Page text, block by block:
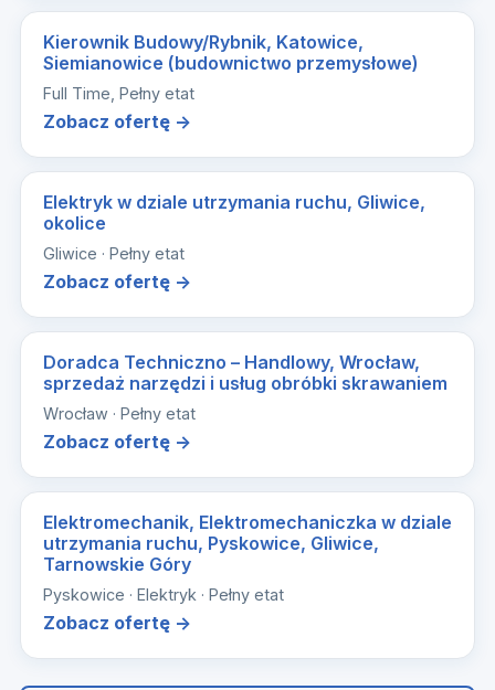
Kierownik Budowy/Rybnik, Katowice,
Siemianowice (budownictwo przemysłowe)
Full Time, Pełny etat
Zobacz ofertę →
Elektryk w dziale utrzymania ruchu, Gliwice,
okolice
Gliwice · Pełny etat
Zobacz ofertę →
Doradca Techniczno – Handlowy, Wrocław,
sprzedaż narzędzi i usług obróbki skrawaniem
Wrocław · Pełny etat
Zobacz ofertę →
Elektromechanik, Elektromechaniczka w dziale
utrzymania ruchu, Pyskowice, Gliwice,
Tarnowskie Góry
Pyskowice · Elektryk · Pełny etat
Zobacz ofertę →